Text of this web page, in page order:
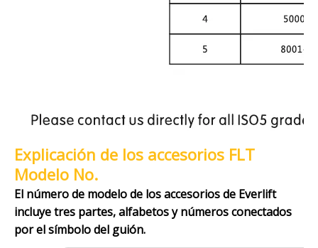
Explicación de los accesorios FLT
Modelo No.
El número de modelo de los accesorios de Everlift
incluye tres partes, alfabetos y números conectados
por el símbolo del guión.